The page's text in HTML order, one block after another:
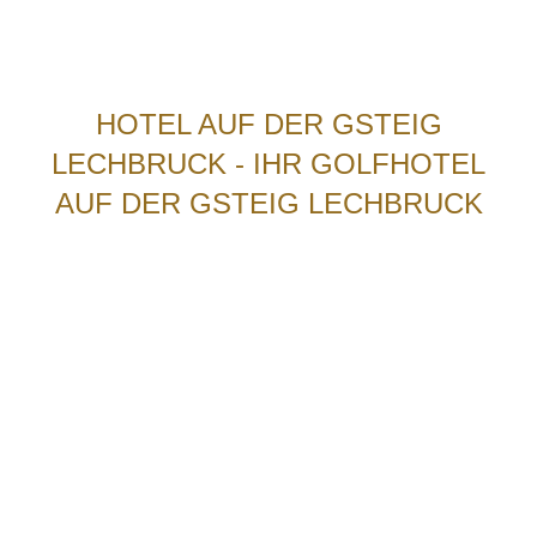
HOTEL AUF DER GSTEIG
LECHBRUCK - IHR GOLFHOTEL
AUF DER GSTEIG LECHBRUCK